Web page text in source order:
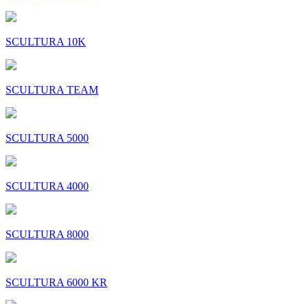
SCULTURA 10K
SCULTURA TEAM
SCULTURA 5000
SCULTURA 4000
SCULTURA 8000
SCULTURA 6000 KR